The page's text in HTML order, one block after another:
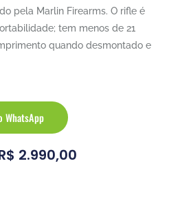
pela Marlin Firearms. O rifle é
tem menos de 21
quando desmontado e
WhatsApp
2.990,00